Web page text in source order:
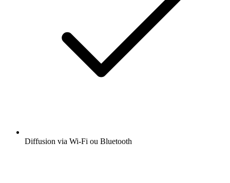
Diffusion via Wi-Fi ou Bluetooth